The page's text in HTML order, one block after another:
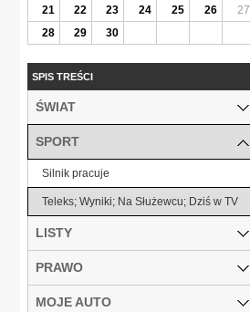
21
22 23 24 25 26
27
28
29 30
SPIS TREŚCI
ŚWIAT
SPORT
Silnik pracuje
Teleks; Wyniki; Na Służewcu; Dziś w TV
LISTY
PRAWO
MOJE AUTO